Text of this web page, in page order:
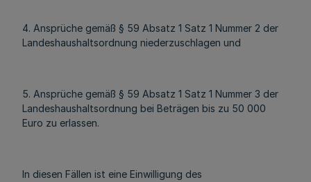
4. Ansprüche gemäß § 59 Absatz 1 Satz 1 Nummer 2 der
Landeshaushaltsordnung niederzuschlagen und
5. Ansprüche gemäß § 59 Absatz 1 Satz 1 Nummer 3 der
Landeshaushaltsordnung bei Beträgen bis zu 50 000
Euro zu erlassen.
In diesen Fällen ist eine Einwilligung des